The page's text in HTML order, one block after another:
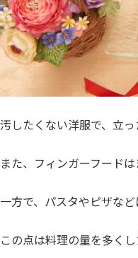
汚したくない洋服で、立
また、フィンガーフード
一方で、パスタやピザな
この点は料理の量を多く